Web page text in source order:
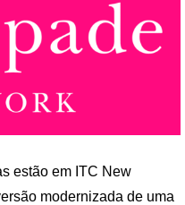
estão em ITC New
modernizada de uma